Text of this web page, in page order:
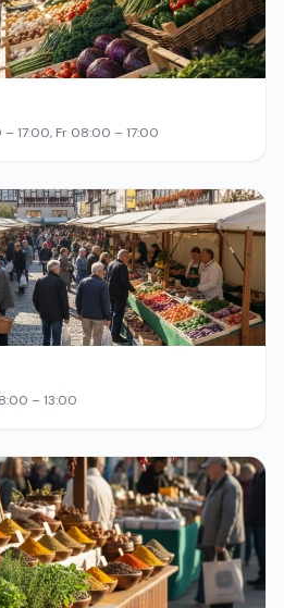
– 17:00, Fr 08:00 – 17:00
– 13:00